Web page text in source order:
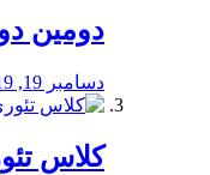
دومین
دسامبر 19, 2019
کلاس